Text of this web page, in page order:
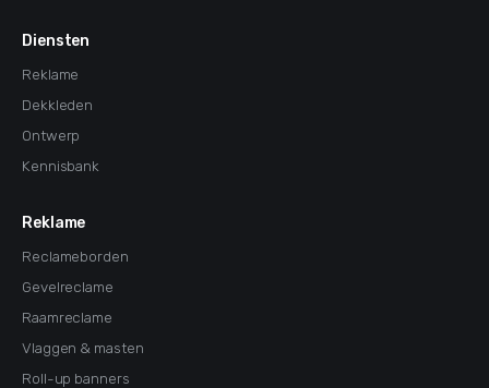
Diensten
Reklame
Dekkleden
Ontwerp
Kennisbank
Reklame
Reclameborden
Gevelreclame
Raamreclame
Vlaggen & masten
Roll-up banners